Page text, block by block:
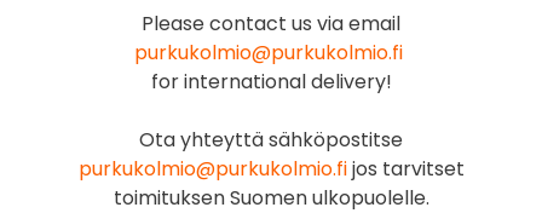
Please contact us via email
purkukolmio@purkukolmio.fi
for international delivery!
Ota yhteyttä sähköpostitse
purkukolmio@purkukolmio.fijos tarvitset
toimituksen Suomen ulkopuolelle.